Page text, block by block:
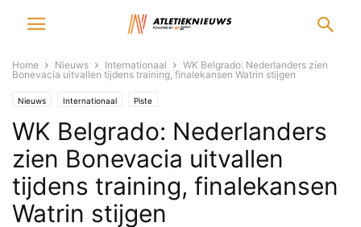
Home Nieuws Internationaal
WK Belgrado: Nederlanders zien
Bonevacia uitvallen tijdens training, finalekansen Watrin stijgen
Nieuws Internationaal Piste
WK Belgrado: Nederlanders
zien Bonevacia uitvallen
tijdens training, finalekansen
Watrin stijgen